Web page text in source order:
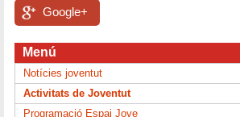
Google+
Menú
Notícies joventut
Activitats de Joventut
Programació Espai Jove